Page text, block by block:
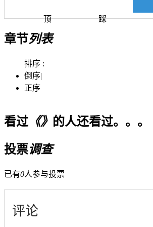
顶 踩
章节列表
排序 :
倒序|
正序
看过《》 的人还看过。。。
投票调查
已有0人参与投票
评论